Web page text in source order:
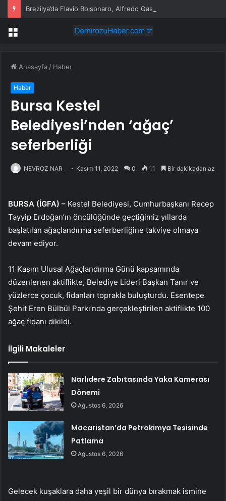
Menü
Anasayfa / Haber
Haber
Bursa Kestel
Belediyesi’nden ‘ağaç’
seferberliği
NEVROZ NAR Kasım 11, 2022 0 11 Bir dakikadan az
BURSA (İGFA) – Kestel Belediyesi, Cumhurbaşkanı Recep
Tayyip Erdoğan’ın öncülüğünde geçtiğimiz yıllarda
başlatılan ağaçlandırma seferberliğine takviye olmaya
devam ediyor.
11 Kasım Ulusal Ağaçlandırma Günü kapsamında
düzenlenen aktiflikte, Belediye Lideri Başkan Tanır ve
yüzlerce çocuk, fidanları toprakla buluşturdu. Esentepe
Şehit Eren Bülbül Parkı’nda gerçekleştirilen aktiflikte 100
ağaç fidanı dikildi.
İlgili Makaleler
Narlıdere Zabıtasında Yaka Kamerası
Dönemi
Ağustos 6, 2026
Macaristan’da Petrokimya Tesisinde
Patlama
Ağustos 6, 2026
Gelecek kuşaklara daha yeşil bir dünya bırakmak ismine